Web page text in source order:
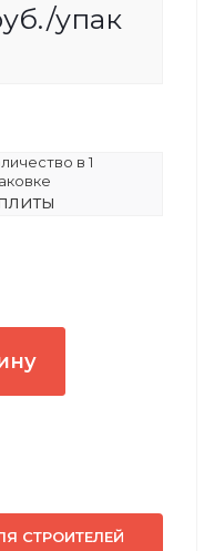
/упак
в 1
СТРОИТЕЛЕЙ